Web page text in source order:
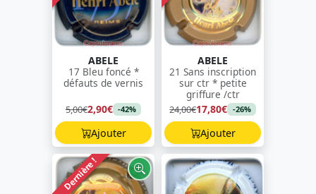
ABELE
17 Bleu foncé *
défauts de vernis
5,00€2,90€ -42%
Ajouter
ABELE
21 Sans inscription
sur ctr * petite
griffure /ctr
24,00€17,80€ -26%
Ajouter
Dernière !